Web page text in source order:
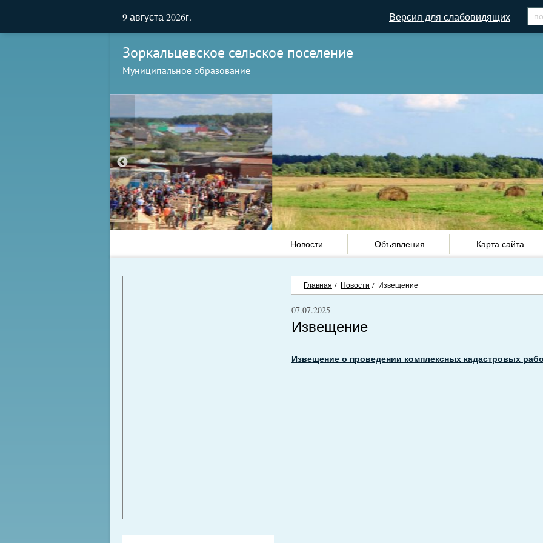
9 августа 2026г. Версия для слабовидящих
Зоркальцевское сельское поселение
Муниципальное образование
Новости Объявления Карта сайта
Главная / Новости / Извещение
07.07.2025
Извещение
Извещение о проведении комплексных кадастровых